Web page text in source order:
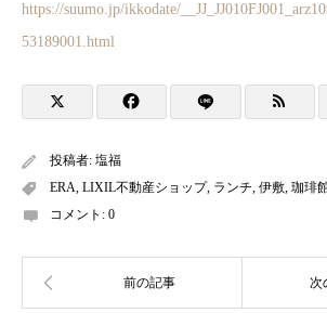
https://suumo.jp/ikkodate/
53189001.html
投稿者: 塩福
ERA, LIXIL不動産ショップ, ランチ, 伊敷, 珈琲
コメント: 0